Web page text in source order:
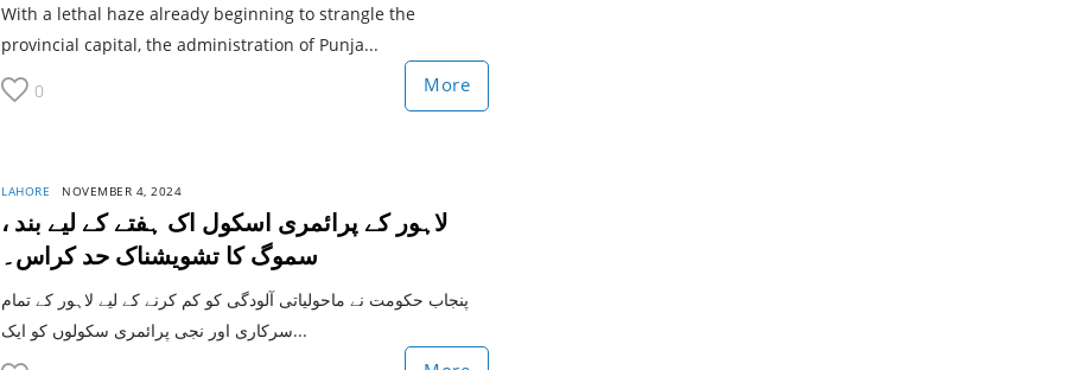
With a lethal haze already beginning to strangle the
provincial capital, the administration of Punja...
0 More
LAHORE NOVEMBER 4, 2024
لاہور کے پرائمری اسکول اک ہفتے کے لیے بند ،
سموگ کا تشویشناک حد کراس۔
پنجاب حکومت نے ماحولیاتی آلودگی کو کم کرنے کے لیے لاہور کے تمام
سرکاری اور نجی پرائمری سکولوں کو ایک...